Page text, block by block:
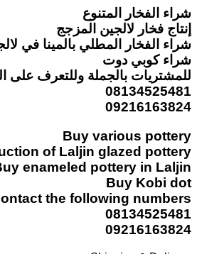
شراء الفخار المتنوع
إنتاج فخار لالجين المزجج
شراء الفخار المطلي بالمينا في
شراء كوبي دوت
للمشتريات بالجملة وللتعرف على
08134525481
09216163824
Buy various pottery
of Laljin glazed pottery
enameled pottery in Laljin
Buy Kobi dot
the following numbers:
08134525481
09216163824